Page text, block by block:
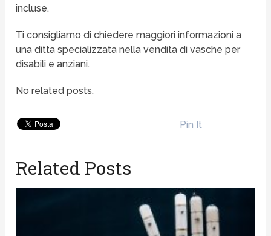
incluse.
Ti consigliamo di chiedere maggiori informazioni a
una ditta specializzata nella vendita di vasche per
disabili e anziani.
No related posts.
Pin It
Related Posts